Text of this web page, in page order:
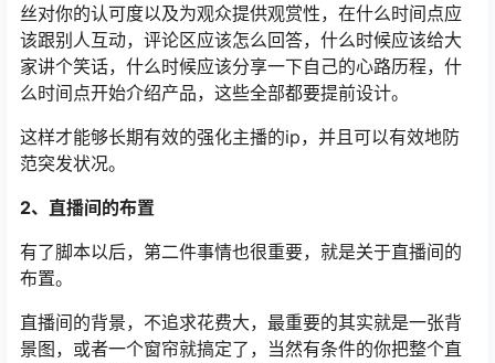
丝对你的认可度以及为观众提供观赏性，在什么时间点应
该跟别人互动，评论区应该怎么回答，什么时候应该给大
家讲个笑话，什么时候应该分享一下自己的心路历程，什
么时间点开始介绍产品，这些全部都要提前设计。
这样才能够长期有效的强化主播的ip，并且可以有效地防
范突发状况。
2、直播间的布置
有了脚本以后，第二件事情也很重要，就是关于直播间的
布置。
直播间的背景，不追求花费大，最重要的其实就是一张背
景图，或者一个窗帘就搞定了，当然有条件的你把整个直